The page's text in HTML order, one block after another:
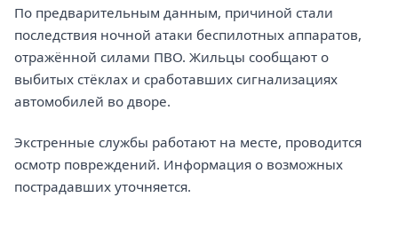
По предварительным данным, причиной стали
последствия ночной атаки беспилотных аппаратов,
отражённой силами ПВО. Жильцы сообщают о
выбитых стёклах и сработавших сигнализациях
автомобилей во дворе.
Экстренные службы работают на месте, проводится
осмотр повреждений. Информация о возможных
пострадавших уточняется.